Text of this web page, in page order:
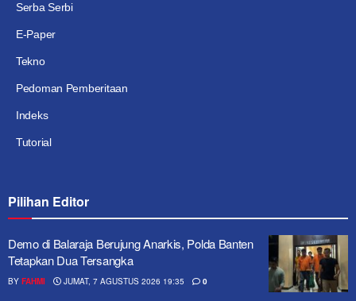
Serba Serbi
E-Paper
Tekno
Pedoman Pemberitaan
Indeks
Tutorial
Pilihan Editor
Demo di Balaraja Berujung Anarkis, Polda Banten
Tetapkan Dua Tersangka
BY FAHMI JUMAT, 7 AGUSTUS 2026 19:35 0